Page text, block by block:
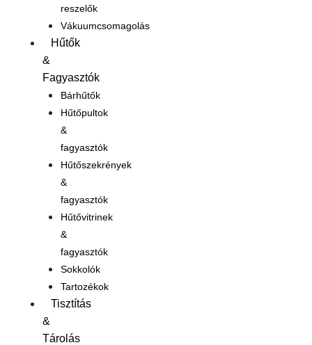
reszelők
Vákuumcsomagolás
Hűtők
&
Fagyasztók
Bárhűtők
Hűtőpultok
&
fagyasztók
Hűtőszekrények
&
fagyasztók
Hűtővitrinek
&
fagyasztók
Sokkolók
Tartozékok
Tisztítás
&
Tárolás